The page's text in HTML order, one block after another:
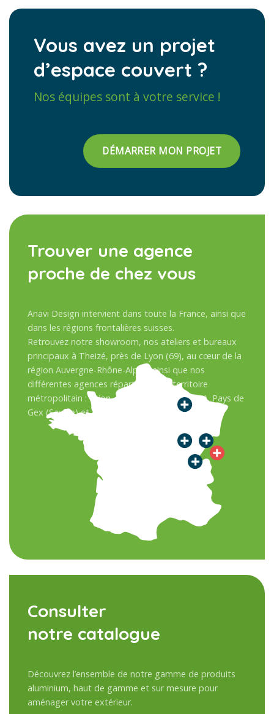
Vous avez un projet
d’espace couvert ?
Nos équipes sont à votre service !
DÉMARRER MON PROJET
Trouver une agence
proche de chez vous
Anavi Design intervient dans toute la France, ainsi que
dans les régions frontalières suisses.
Retrouvez notre showroom, nos ateliers et bureaux
principaux à Theizé, près de Lyon (69), au cœur de la
région Auvergne-Rhône-Alpes, ainsi que nos
différentes agences réparties sur le territoire
métropolitain : Dijon, Besançon, Sens (Paris), Pays de
Gex (Savoie) et en Suisse.
Consulter
notre catalogue
Découvrez l’ensemble de notre gamme de produits
aluminium, haut de gamme et sur mesure pour
aménager votre extérieur.